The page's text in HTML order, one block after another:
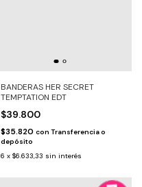
BANDERAS HER SECRET
TEMPTATION EDT
$39.800
$35.820 con Transferencia o
depósito
6 x $6.633,33 sin interés